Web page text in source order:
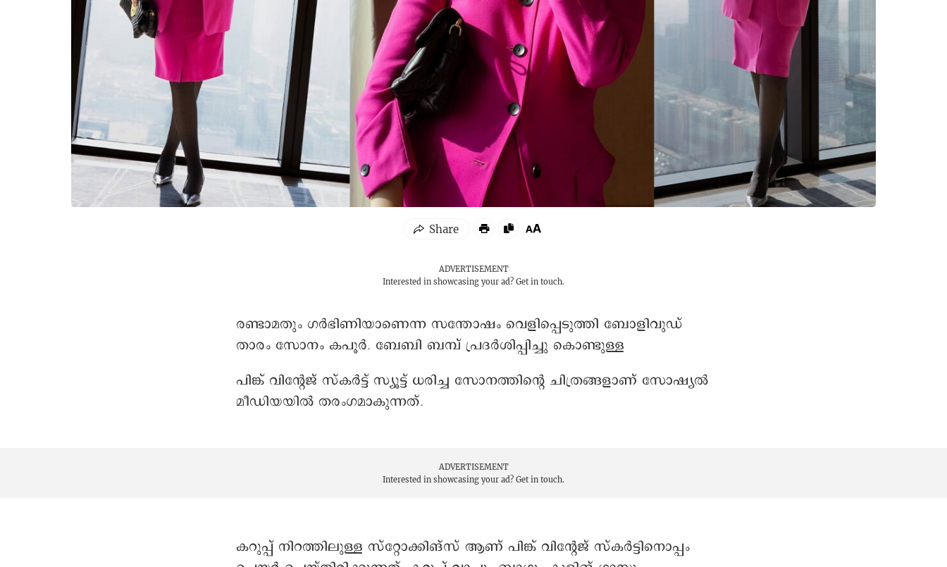
ADVERTISEMENT
Interested in showcasing your ad? Get in touch.
രണ്ടാമതും ഗർഭിണിയാണെന്ന സന്തോഷം വെളിപ്പെടുത്തി ബോളിവുഡ്
താരം സോനം കപൂർ. ബേബി ബമ്പ് പ്രദര്‍ശിപ്പിച്ചു കൊണ്ടുള്ള
പിങ്ക് വിന്റേജ് സ്കർട്ട് സ്യൂട്ട് ധരിച്ച സോനത്തിന്റെ ചിത്രങ്ങളാണ് സോഷ്യല്‍
മീഡിയയില്‍ തരംഗമാകുന്നത്.
ADVERTISEMENT
Interested in showcasing your ad? Get in touch.
കറുപ്പ് നിറത്തിലുള്ള സ്റ്റോക്കിങ്സ് ആണ് പിങ്ക് വിന്റേജ് സ്കർട്ടിനൊപ്പം